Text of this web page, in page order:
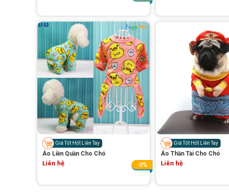
Giá Tốt Hốt Liền Tay
Áo Liền Quần Cho Chó
Liên hệ -0%
Giá Tốt Hốt Liền Tay
Áo Thần Tài Cho Chó
Liên hệ